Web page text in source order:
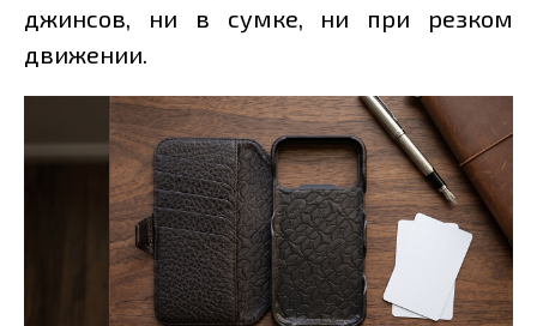
джинсов, ни в сумке, ни при резком
движении.